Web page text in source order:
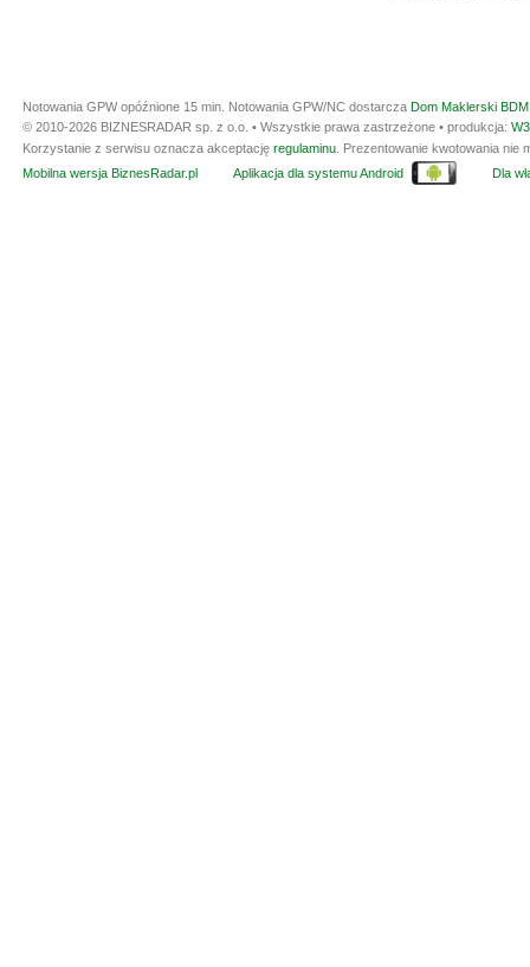
Notowania GPW opóźnione 15 min. Notowania GPW/NC dostarcza Dom Maklerski
© 2010-2026 BIZNESRADAR sp. z o.o. • Wszystkie prawa zastrzeżone • produkcja:
Korzystanie z serwisu oznacza akceptację regulaminu . Prezentowanie kwotowania
Mobilna wersja BiznesRadar.pl
Aplikacja dla systemu Android Dla